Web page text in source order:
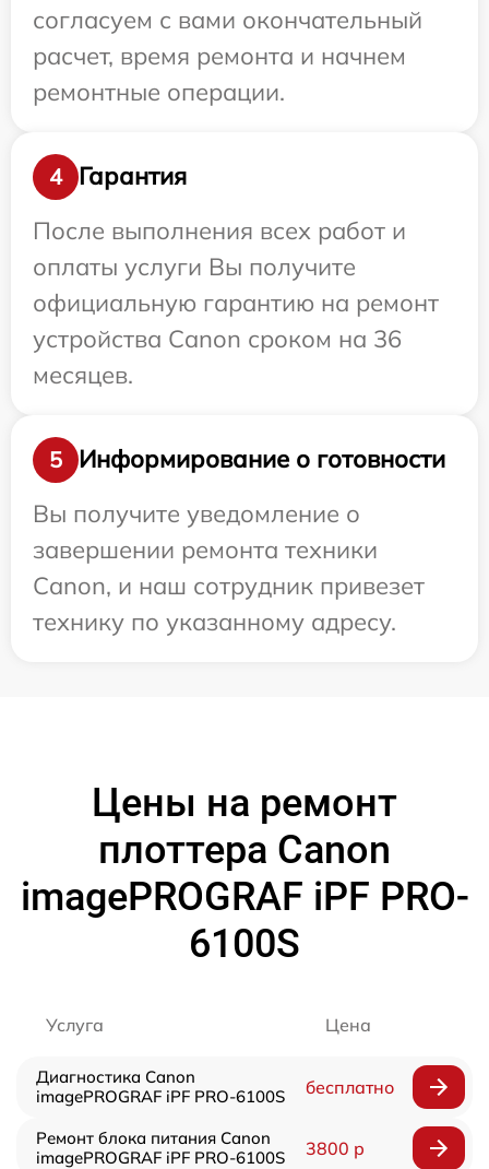
согласуем с вами окончательный
расчет, время ремонта и начнем
ремонтные операции.
4
Гарантия
После выполнения всех работ и
оплаты услуги Вы получите
официальную гарантию на ремонт
устройства Canon сроком на 36
месяцев.
5
Информирование о готовности
Вы получите уведомление о
завершении ремонта техники
Canon, и наш сотрудник привезет
технику по указанному адресу.
Цены на ремонт
плоттера Canon
imagePROGRAF iPF PRO-
6100S
Услуга Цена
Диагностика Canon
imagePROGRAF iPF PRO-6100S
бесплатно
Ремонт блока питания Canon
imagePROGRAF iPF PRO-6100S
3800 р